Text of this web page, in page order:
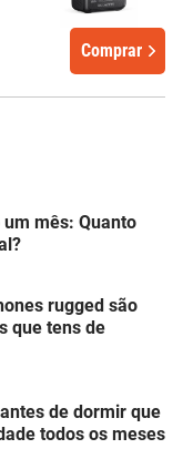
Comprar
mês: Quanto
rugged são
que tens de
de dormir que
todos os meses